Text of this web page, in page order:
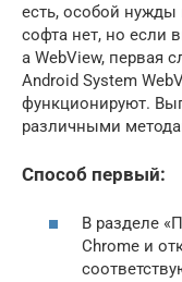
есть, особой нужды
софта нет, но если
а WebView, первая
Android System
функционируют.
различными
Способ первый:
В разделе
Chrome и